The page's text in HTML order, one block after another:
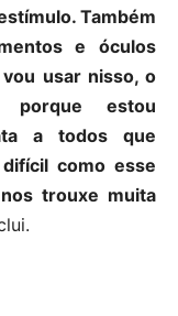
Também
e óculos
usar nisso, o
estou
a todos que
como esse
trouxe muita